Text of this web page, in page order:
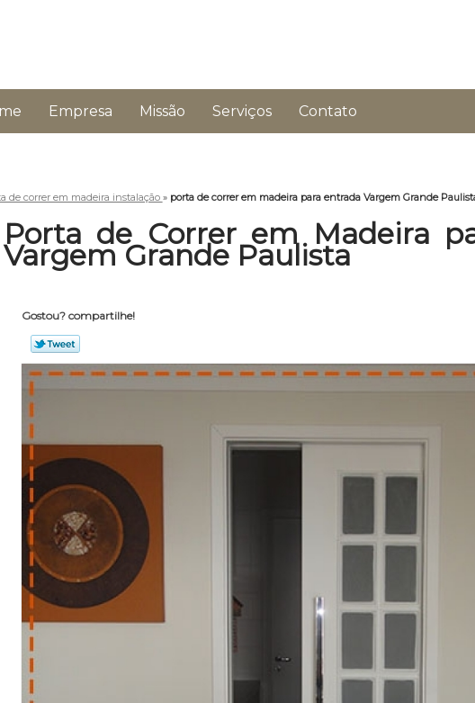
Empresa Missão Serviços Contato
de correr em madeira instalação » porta de correr em madeira para entrada Vargem Grande
Porta de Correr em Madeira
Vargem Grande Paulista
Gostou? compartilhe!